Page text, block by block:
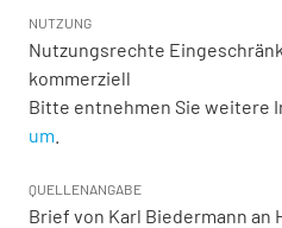
NUTZUNG
Nutzungsrechte
kommerziell
Bitte entnehmen Sie weitere
um
QUELLENANGABE
Brief von Karl Biedermann an